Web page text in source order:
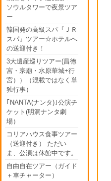
ソウルタワーで夜景ツア
ー
韓国発の高級スパ『ＪＲ
スパ』ツアー☆ホテルへ
の送迎付き！
3大遺産巡りツアー(昌徳
宮・宗廟・水原華城+行
宮））（混載ではなく単
独行事）
｢NANTA(ナンタ)｣公演チ
ケット(明洞ナンタ劇
場）
コリアハウス食事ツアー
（送迎付き） ただい
ま、公演は休館中です。
自由自在ツアー（ガイド
＋車チャーター）